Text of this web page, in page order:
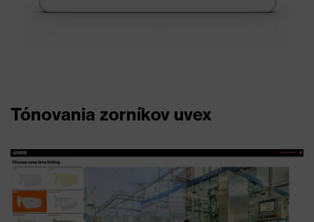
Tónovania zorníkov uvex